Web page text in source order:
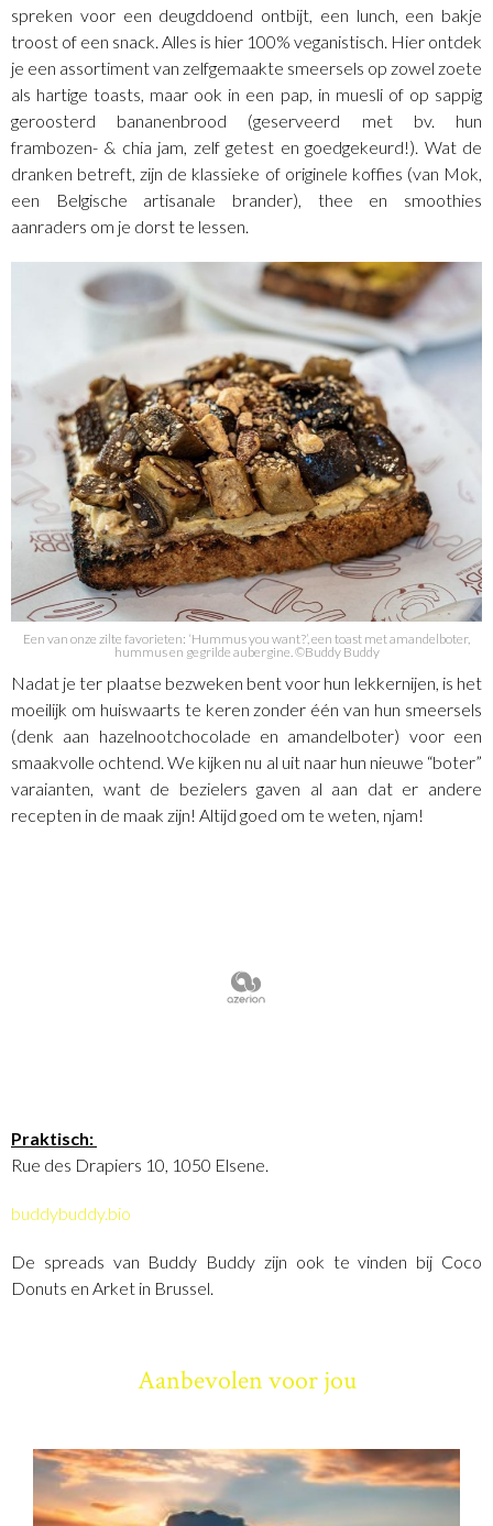
spreken voor een deugddoend ontbijt, een lunch, een bakje
troost of een snack. Alles is hier 100% veganistisch. Hier ontdek
je een assortiment van zelfgemaakte smeersels op zowel zoete
als hartige toasts, maar ook in een pap, in muesli of op sappig
geroosterd bananenbrood (geserveerd met bv. hun
frambozen- & chia jam, zelf getest en goedgekeurd!). Wat de
dranken betreft, zijn de klassieke of originele koffies (van Mok,
een Belgische artisanale brander), thee en smoothies
aanraders om je dorst te lessen.
Een van onze zilte favorieten: ‘Hummus you want?’, een toast met amandelboter,
hummus en gegrilde aubergine. ©Buddy Buddy
Nadat je ter plaatse bezweken bent voor hun lekkernijen, is het
moeilijk om huiswaarts te keren zonder één van hun smeersels
(denk aan hazelnootchocolade en amandelboter) voor een
smaakvolle ochtend. We kijken nu al uit naar hun nieuwe “boter”
varaianten, want de bezielers gaven al aan dat er andere
recepten in de maak zijn! Altijd goed om te weten, njam!
Praktisch:
Rue des Drapiers 10, 1050 Elsene.
buddybuddy.bio
De spreads van Buddy Buddy zijn ook te vinden bij Coco
Donuts en Arket in Brussel.
Aanbevolen voor jou